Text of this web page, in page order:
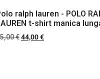
ralph lauren - POLO
t-shirt manica
€44,00€